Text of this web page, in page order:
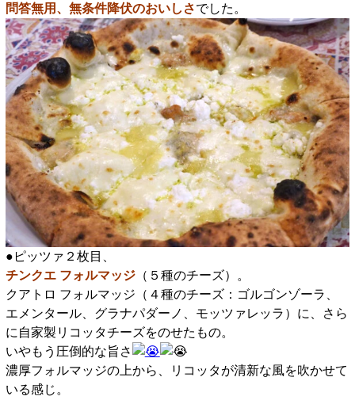
問答無用、無条件降伏のおいしさでした。
●ピッツァ２枚目、
チンクエ フォルマッジ（５種のチーズ）。
クアトロ フォルマッジ（４種のチーズ：ゴルゴンゾーラ、
エメンタール、グラナパダーノ、モッツァレッラ）に、さら
に自家製リコッタチーズをのせたもの。
いやもう圧倒的な旨さ
濃厚フォルマッジの上から、リコッタが清新な風を吹かせて
いる感じ。